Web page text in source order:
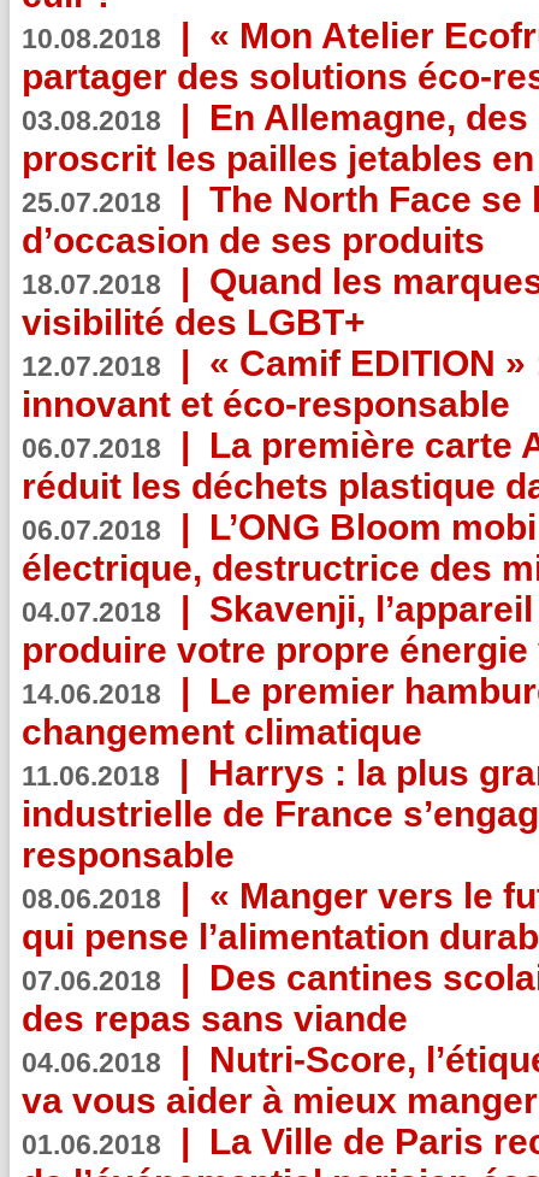
10.08.2018 | « Mon Atelier
partager des solutions éco-
03.08.2018 | En Allemagne,
proscrit les pailles jetables
25.07.2018 | The North Face se
d’occasion de ses produits
18.07.2018 | Quand les
visibilité des LGBT+
12.07.2018 | « Camif EDITION
innovant et éco-responsable
06.07.2018 | La première carte
réduit les déchets plastique
06.07.2018 | L’ONG Bloom
électrique, destructrice des
04.07.2018 | Skavenji,
produire votre propre
14.06.2018 | Le premier
changement climatique
11.06.2018 | Harrys : la plus
industrielle de France
responsable
08.06.2018 | « Manger vers le
qui pense l’alimentation
07.06.2018 | Des cantines
des repas sans viande
04.06.2018 | Nutri-Score,
va vous aider à mieux
01.06.2018 | La Ville de Paris